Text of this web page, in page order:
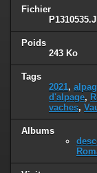
Fichier
Poids
243 Ko
Tags
2021,
d'alpage,
vaches,
Albums